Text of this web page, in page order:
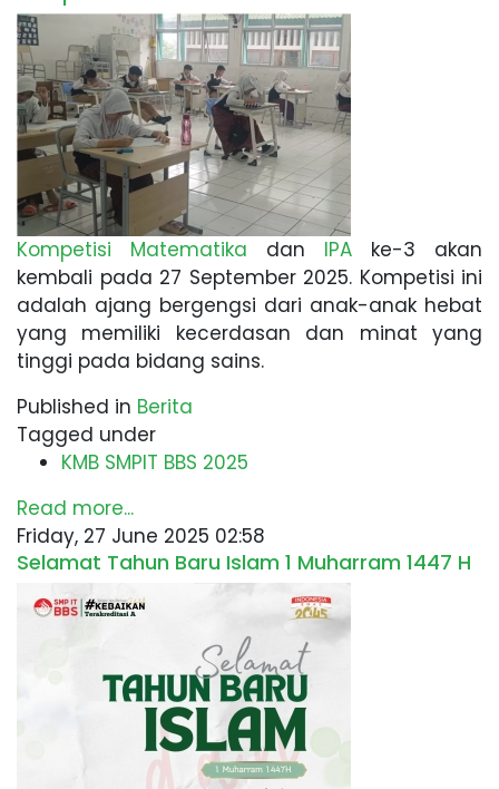
Kompetisi Matematika dan IPA ke-3 akan
kembali pada 27 September 2025. Kompetisi ini
adalah ajang bergengsi dari anak-anak hebat
yang memiliki kecerdasan dan minat yang
tinggi pada bidang sains.
Published in Berita
Tagged under
KMB SMPIT BBS 2025
Read more...
Friday, 27 June 2025 02:58
Selamat Tahun Baru Islam 1 Muharram 1447 H